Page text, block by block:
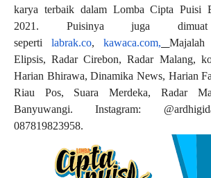
karya terbaik dalam Lomba Cipta Puisi
2021. Puisinya juga
seperti labrak.co, kawaca.com,
Elipsis, Radar Cirebon, Radar Malang,
Harian Bhirawa, Dinamika News, Harian
Riau Pos, Suara Merdeka, Radar
Banyuwangi. Instagram:
087819823958.